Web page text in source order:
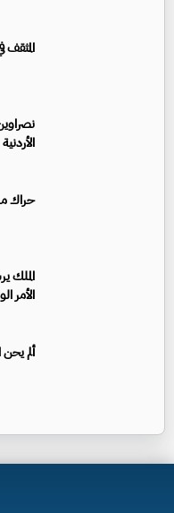
الأردنية
حراك
الملك
الأمر
ألم